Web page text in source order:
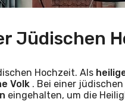
Jüdischen
Hochzeit. Als
Volk . Bei einer
eingehalten, um die